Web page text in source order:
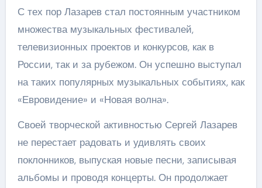
С тех пор Лазарев стал постоянным участником
множества музыкальных фестивалей,
телевизионных проектов и конкурсов, как в
России, так и за рубежом. Он успешно выступал
на таких популярных музыкальных событиях, как
«Евровидение» и «Новая волна».
Своей творческой активностью Сергей Лазарев
не перестает радовать и удивлять своих
поклонников, выпуская новые песни, записывая
альбомы и проводя концерты. Он продолжает